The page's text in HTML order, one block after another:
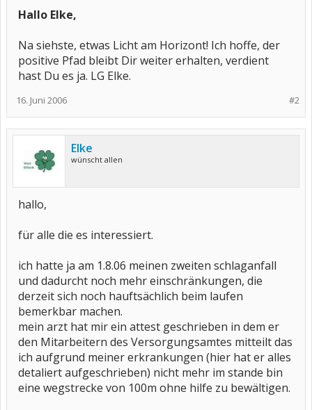
Hallo Elke,
Na siehste, etwas Licht am Horizont! Ich hoffe, der
positive Pfad bleibt Dir weiter erhalten, verdient
hast Du es ja. LG Elke.
#2
16. Juni 2006
Elke
wünscht allen
hallo,
für alle die es interessiert.
ich hatte ja am 1.8.06 meinen zweiten schlaganfall
und dadurcht noch mehr einschränkungen, die
derzeit sich noch hauftsächlich beim laufen
bemerkbar machen.
mein arzt hat mir ein attest geschrieben in dem er
den Mitarbeitern des Versorgungsamtes mitteilt das
ich aufgrund meiner erkrankungen (hier hat er alles
detaliert aufgeschrieben) nicht mehr im stande bin
eine wegstrecke von 100m ohne hilfe zu bewältigen.